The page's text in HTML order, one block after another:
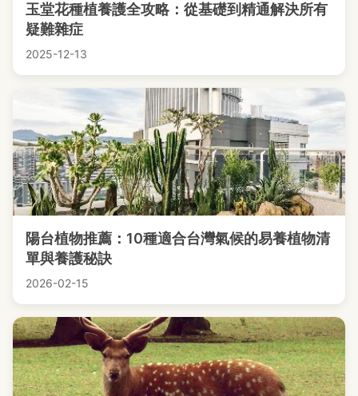
玉堂花種植養護全攻略：從基礎到精通解決所有
疑難雜症
2025-12-13
陽台植物推薦：10種適合台灣氣候的易養植物清
單與養護秘訣
2026-02-15